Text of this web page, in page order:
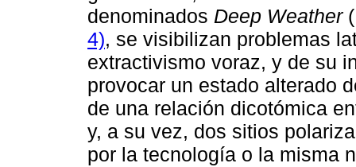
denominados Deep Weather(
4), se visibilizan problemas
extractivismo voraz, y de su
provocar un estado alterado
de una relación dicotómica
y, a su vez, dos sitios
por la tecnología o la misma